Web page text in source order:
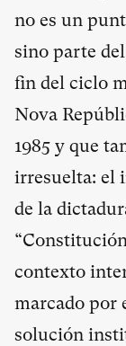
no es un
sino parte
fin del ciclo
Nova
1985 y que
irresuelta: el
de la
contexto
marcado por
solución